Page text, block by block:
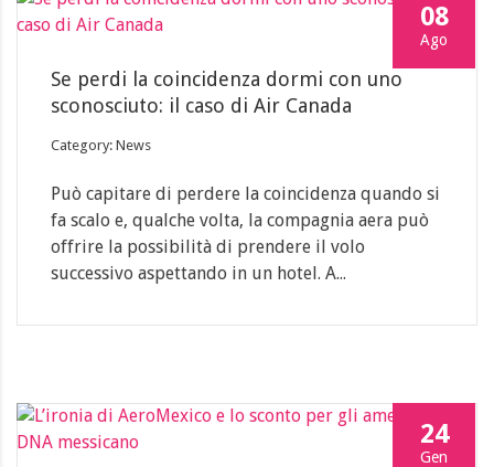
08
Ago
Se perdi la coincidenza dormi con uno
sconosciuto: il caso di Air Canada
Category: News
Può capitare di perdere la coincidenza quando si
fa scalo e, qualche volta, la compagnia aera può
offrire la possibilità di prendere il volo
successivo aspettando in un hotel. A...
24
Gen